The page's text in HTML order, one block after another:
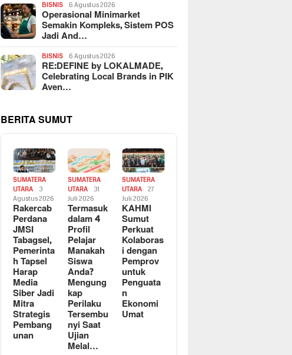
BISNIS 6 Agustus 2026
Operasional Minimarket
Semakin Kompleks, Sistem POS
Jadi And…
BISNIS 6 Agustus 2026
RE:DEFINE by LOKALMADE,
Celebrating Local Brands in PIK
Aven…
BERITA SUMUT
SUMATERA
UTARA
3
Agustus 2026
Rakercab
Perdana
JMSI
Tabagsel,
Pemerinta
h Tapsel
Harap
Media
Siber Jadi
Mitra
Strategis
Pembang
unan
SUMATERA
UTARA
31
Juli 2026
Termasuk
dalam 4
Profil
Pelajar
Manakah
Siswa
Anda?
Mengung
kap
Perilaku
Tersembu
nyi Saat
Ujian
Melal…
SUMATERA
UTARA
27
Juli 2026
KAHMI
Sumut
Perkuat
Kolaboras
i dengan
Pemprov
untuk
Penguata
n
Ekonomi
Umat